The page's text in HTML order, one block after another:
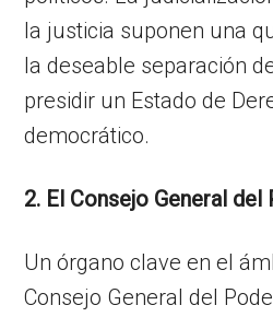
la justicia suponen una
la deseable separación
presidir un Estado de
democrático.
2. El Consejo General
Un órgano clave en el
Consejo General del